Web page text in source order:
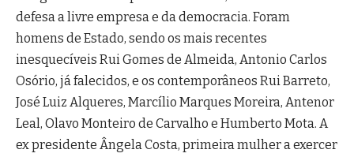
defesa a livre empresa e da democracia. Foram
homens de Estado, sendo os mais recentes
inesquecíveis Rui Gomes de Almeida, Antonio Carlos
Osório, já falecidos, e os contemporâneos Rui Barreto,
José Luiz Alqueres, Marcílio Marques Moreira, Antenor
Leal, Olavo Monteiro de Carvalho e Humberto Mota. A
ex presidente Ângela Costa, primeira mulher a exercer